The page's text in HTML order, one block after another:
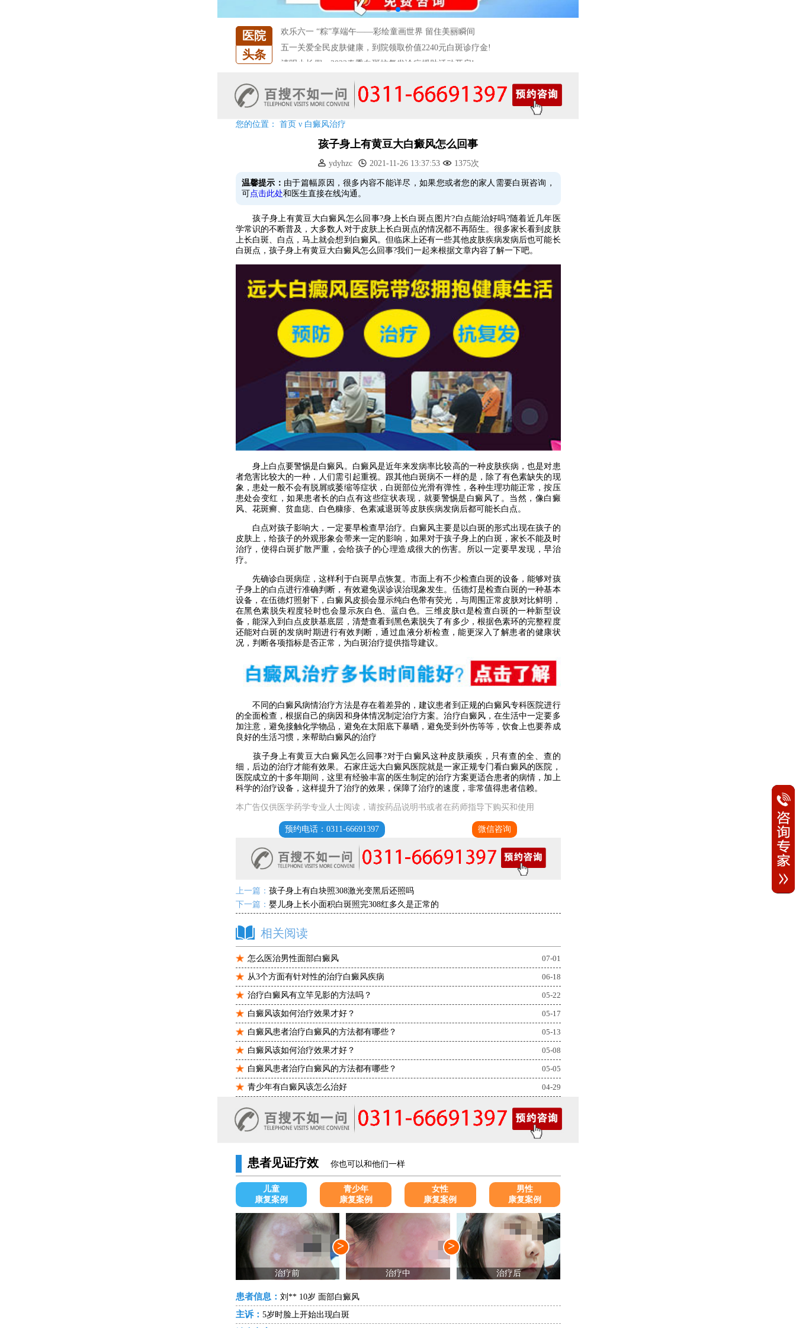
医院
头条
【世界白癜风日】白斑0元普查，更有多重福利千万别错过!
欢乐六一 “粽”享端午——彩绘童画世界 留住美丽瞬间
五一关爱全民皮肤健康，到院领取价值2240元白斑诊疗金!
清明小长假，2022春季白斑抗复发诊疗援助活动开启!
放寒假，祛白斑!7天唤醒黑色素!白斑强化诊疗进行中!
7天唤醒黑色素，寒假不留白 体面迎新年!
恭贺伍德镜检查系统成功落户!暑期超强福利点击领取!
您的位置： 首页 ν 白癜风治疗
孩子身上有黄豆大白癜风怎么回事
ydyhzc 2021-11-26 13:37:53 1375次
温馨提示： 由于篇幅原因，很多内容不能详尽，如果您或者您的家人需要白斑咨询，
可点击此处和医生直接在线沟通。
孩子身上有黄豆大白癜风怎么回事?身上长白斑点图片?白点能治好吗?随着近几年医
学常识的不断普及，大多数人对于皮肤上长白斑点的情况都不再陌生。很多家长看到皮肤
上长白斑、白点，马上就会想到白癜风。但临床上还有一些其他皮肤疾病发病后也可能长
白斑点，孩子身上有黄豆大白癜风怎么回事?我们一起来根据文章内容了解一下吧。
身上白点要警惕是白癜风。白癜风是近年来发病率比较高的一种皮肤疾病，也是对患
者危害比较大的一种，人们需引起重视。跟其他白斑病不一样的是，除了有色素缺失的现
象，患处一般不会有脱屑或萎缩等症状，白斑部位光滑有弹性，各种生理功能正常，按压
患处会变红，如果患者长的白点有这些症状表现，就要警惕是白癜风了。当然，像白癜
风、花斑癣、贫血痣、白色糠疹、色素减退斑等皮肤疾病发病后都可能长白点。
白点对孩子影响大，一定要早检查早治疗。白癜风主要是以白斑的形式出现在孩子的
皮肤上，给孩子的外观形象会带来一定的影响，如果对于孩子身上的白斑，家长不能及时
治疗，使得白斑扩散严重，会给孩子的心理造成很大的伤害。所以一定要早发现，早治
疗。
先确诊白斑病症，这样利于白斑早点恢复。市面上有不少检查白斑的设备，能够对孩
子身上的白点进行准确判断，有效避免误诊误治现象发生。伍德灯是检查白斑的一种基本
设备，在伍德灯照射下，白癜风皮损会显示纯白色带有荧光，与周围正常皮肤对比鲜明，
在黑色素脱失程度轻时也会显示灰白色、蓝白色。三维皮肤ct是检查白斑的一种新型设
备，能深入到白点皮肤基底层，清楚查看到黑色素脱失了有多少，根据色素环的完整程度
还能对白斑的发病时期进行有效判断，通过血液分析检查，能更深入了解患者的健康状
况，判断各项指标是否正常，为白斑治疗提供指导建议。
不同的白癜风病情治疗方法是存在着差异的，建议患者到正规的白癜风专科医院进行
的全面检查，根据自己的病因和身体情况制定治疗方案。治疗白癜风，在生活中一定要多
加注意，避免接触化学物品，避免在太阳底下暴晒，避免受到外伤等等，饮食上也要养成
良好的生活习惯，来帮助白癜风的治疗
孩子身上有黄豆大白癜风怎么回事?对于白癜风这种皮肤顽疾，只有查的全、查的
细，后边的治疗才能有效果。石家庄远大白癜风医院就是一家正规专门看白癜风的医院，
医院成立的十多年期间，这里有经验丰富的医生制定的治疗方案更适合患者的病情，加上
科学的治疗设备，这样提升了治疗的效果，保障了治疗的速度，非常值得患者信赖。
本广告仅供医学药学专业人士阅读，请按药品说明书或者在药师指导下购买和使用
预约电话：0311-66691397 微信咨询
上一篇： 孩子身上有白块照308激光变黑后还照吗
下一篇： 婴儿身上长小面积白斑照完308红多久是正常的
相关阅读
怎么医治男性面部白癜风 07-01
从3个方面有针对性的治疗白癜风疾病 06-18
治疗白癜风有立竿见影的方法吗？ 05-22
白癜风该如何治疗效果才好？ 05-17
白癜风患者治疗白癜风的方法都有哪些？ 05-13
白癜风该如何治疗效果才好？ 05-08
白癜风患者治疗白癜风的方法都有哪些？ 05-05
青少年有白癜风该怎么治好 04-29
患者见证疗效 你也可以和他们一样
儿童
康复案例
青少年
康复案例
女性
康复案例
男性
康复案例
治疗前
>
治疗中
>
治疗后
患者信息： 刘** 10岁 面部白癜风
主诉： 5岁时脸上开始出现白斑